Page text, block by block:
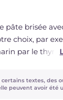
uniquement des
vous
fois cuite.
film pour
pâte brisée
choix, par
par le thym
du
morceaux
textes, des
peuvent avoir été